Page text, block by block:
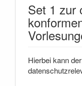
Set 1 zur
Hierbei kann